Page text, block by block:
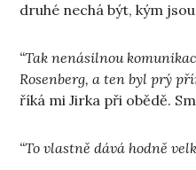
druhé nechá být, kým
“Tak nenásilnou
Rosenberg, a ten byl prý
říká mi Jirka při obědě.
“To vlastně dává hodně